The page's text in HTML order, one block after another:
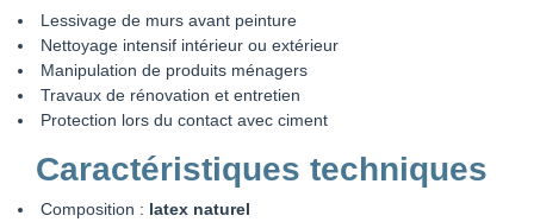
Lessivage de murs avant peinture
Nettoyage intensif intérieur ou extérieur
Manipulation de produits ménagers
Travaux de rénovation et entretien
Protection lors du contact avec ciment
Caractéristiques techniques
Composition : latex naturel